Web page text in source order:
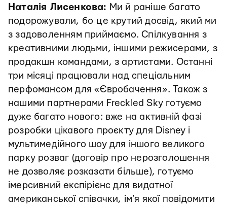
Наталія Лисенкова: Ми й раніше багато
подорожували, бо це крутий досвід, який ми
з задоволенням приймаємо. Спілкування з
креативними людьми, іншими режисерами, з
продакшн командами, з артистами. Останні
три місяці працювали над спеціальним
перфомансом для «Євробачення». Також з
нашими партнерами Freckled Sky готуємо
дуже багато нового: вже на активній фазі
розробки цікавого проєкту для Disney і
мультимедійного шоу для іншого великого
парку розваг (договір про нерозголошення
не дозволяє розказати більше), готуємо
імерсивний експірієнс для видатної
американської співачки, імʼя якої повідомити